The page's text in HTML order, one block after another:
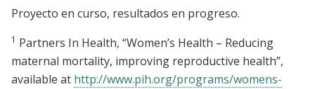
Proyecto en curso, resultados en progreso.
1 Partners In Health, “Women’s Health – Reducing
maternal mortality, improving reproductive health”,
available at http://www.pih.org/programs/womens-